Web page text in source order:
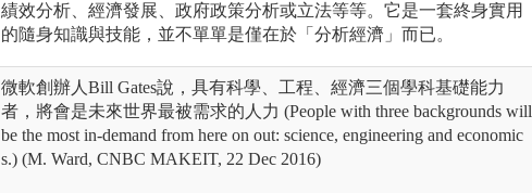
績效分析、經濟發展、政府政策分析或立法等等。它是一套終身實用
的隨身知識與技能，並不單單是僅在於「分析經濟」而已。
微軟創辦人Bill Gates說，具有科學、工程、經濟三個學科基礎能力
者，將會是未來世界最被需求的人力 (People with three backgrounds will
be the most in-demand from here on out: science, engineering and economic
s.) (M. Ward, CNBC MAKEIT, 22 Dec 2016)